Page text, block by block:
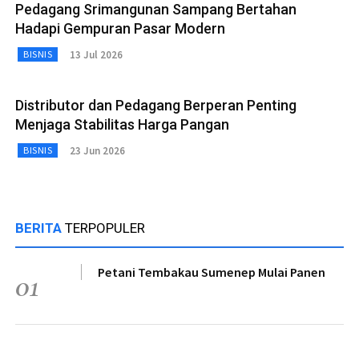
Pedagang Srimangunan Sampang Bertahan
Hadapi Gempuran Pasar Modern
BISNIS 13 Jul 2026
Distributor dan Pedagang Berperan Penting
Menjaga Stabilitas Harga Pangan
BISNIS 23 Jun 2026
BERITA TERPOPULER
01 Petani Tembakau Sumenep Mulai Panen